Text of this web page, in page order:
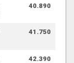
40.890
41.750
42.390